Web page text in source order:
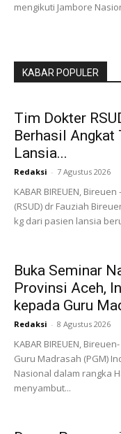
mengikuti Jambore
KABAR POPULER
Tim Dokter
Berhasil Angkat
Lansia...
Redaksi - 7 Agustus 2026
KABAR BIREUEN,
(RSUD) dr Fauziah
kg dari pasien lansia
Buka Seminar
Provinsi Aceh,
kepada Guru
Redaksi - 8 Agustus 2026
KABAR BIREUEN,
Guru Madrasah (PGM)
Nasional dalam rangka
menyambut...